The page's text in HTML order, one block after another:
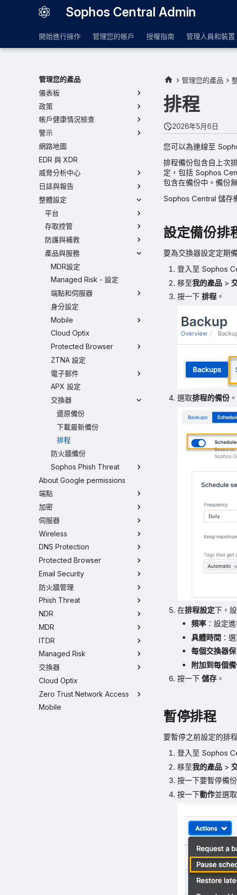
Sophos Central Admin
開始進行操作 管理您的帳戶 授權指南 管理人員和裝置
管理您的產品
儀表板
政策
帳戶健康情況檢查
警示
網路地圖
EDR 與 XDR
威脅分析中心
日誌與報告
整體設定
平台
存取控管
防護與補救
產品與服務
MDR設定
Managed Risk - 設定
端點和伺服器
身分設定
Mobile
Cloud Optix
Protected Browser
ZTNA 設定
電子郵件
APX 設定
交換器
還原備份
下載最新備份
排程
防火牆備份
Sophos Phish Threat
About Google permissions
端點
加密
伺服器
Wireless
DNS Protection
Protected Browser
Email Security
防火牆管理
Phish Threat
NDR
MDR
ITDR
Managed Risk
交換器
Cloud Optix
Zero Trust Network Access
Mobile
管理您的產品
排程
2026年5月6日
您可以為連線至
排程備份包含自上次
定，包括 Sophos
包含在備份中。備份
Sophos Central 儲存
設定備份排
要為交換器設定定期
登入至 Sophos
移至我的產品 >
按一下排程 。
選取排程的備份 。
在排程設定下，
頻率 ：設定
具體時間 ：
每個交換器
附加到每個
按一下儲存 。
暫停排程
要暫停之前設定的排
登入至 Sophos
移至我的產品 >
按一下要暫停備
按一下動作並選取